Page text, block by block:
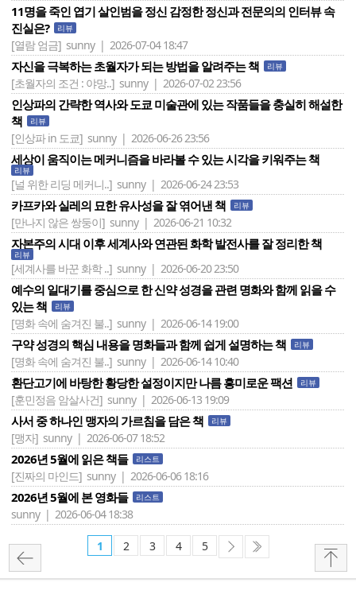
11명을 죽인 엽기 살인범을 정신 감정한 정신과 전문의의 인터뷰 속
진실은?
리뷰
[열람 엄금] sunny | 2026-07-04 18:47
자신을 극복하는 초월자가 되는 방법을 알려주는 책 리뷰
[초월자의 조건 : 야망..] sunny | 2026-07-02 23:56
인상파의 간략한 역사와 도쿄 미술관에 있는 작품들을 충실히 해설한
책
리뷰
[인상파 in 도쿄] sunny | 2026-06-26 23:56
세상이 움직이는 메커니즘을 바라볼 수 있는 시각을 키워주는 책
리뷰
[널 위한 리딩 메커니..] sunny | 2026-06-24 23:53
카프카와 실레의 묘한 유사성을 잘 엮어낸 책 리뷰
[만나지 않은 쌍둥이] sunny | 2026-06-21 10:32
자본주의 시대 이후 세계사와 연관된 화학 발전사를 잘 정리한 책
리뷰
[세계사를 바꾼 화학 ..] sunny | 2026-06-20 23:50
예수의 일대기를 중심으로 한 신약 성경을 관련 명화와 함께 읽을 수
있는 책
리뷰
[명화 속에 숨겨진 불..] sunny | 2026-06-14 19:00
구약 성경의 핵심 내용을 명화들과 함께 쉽게 설명하는 책 리뷰
[명화 속에 숨겨진 불..] sunny | 2026-06-14 10:40
환단고기에 바탕한 황당한 설정이지만 나름 흥미로운 팩션 리뷰
[훈민정음 암살사건] sunny | 2026-06-13 19:09
사서 중 하나인 맹자의 가르침을 담은 책 리뷰
[맹자] sunny | 2026-06-07 18:52
2026년 5월에 읽은 책들 리스트
[진짜의 마인드] sunny | 2026-06-06 18:16
2026년 5월에 본 영화들 리스트
sunny | 2026-06-04 18:38
1 2 3 4 5